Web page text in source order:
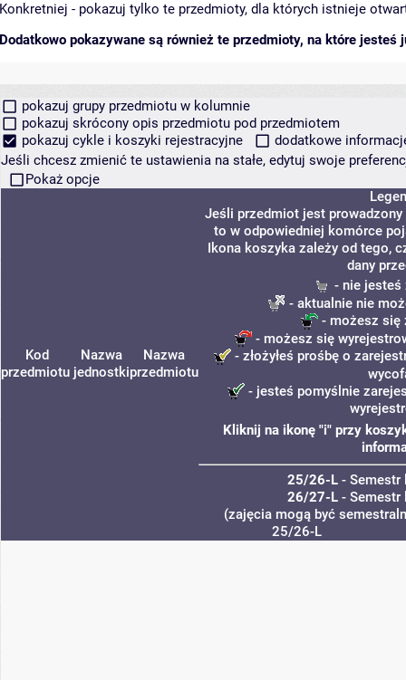
Konkretniej - pokazuj tylko te przedmioty, dla których istnieje
Dodatkowo pokazywane są również te przedmioty, na które jesteś
pokazuj grupy przedmiotu w kolumnie
pokazuj skrócony opis przedmiotu pod przedmiotem
pokazuj cykle i koszyki rejestracyjne
dodatkowe
Jeśli chcesz zmienić te ustawienia na stałe, edytuj swoje
Pokaż opcje
Kod
przedmiotu
Nazwa
jednostki
Nazwa
przedmiotu
Jeśli przedmiot jest prowadzony
to w odpowiedniej komórce
Ikona koszyka zależy od tego,
dany
- nie jesteś
- aktualnie nie
- możesz się
- możesz się
- złożyłeś prośbę o
- jesteś pomyślnie
Kliknij na ikonę "i" przy
25/26-L- Semestr
26/27-L- Semestr
(zajęcia mogą być
25/26-L